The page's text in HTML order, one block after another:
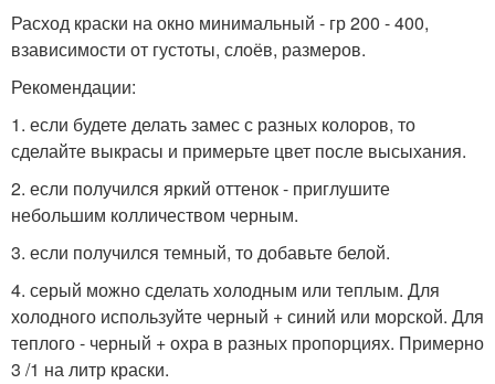
Расход краски на окно минимальный - гр 200 - 400,
взависимости от густоты, слоёв, размеров.
Рекомендации:
1. если будете делать замес с разных колоров, то
сделайте выкрасы и примерьте цвет после высыхания.
2. если получился яркий оттенок - приглушите
небольшим колличеством черным.
3. если получился темный, то добавьте белой.
4. серый можно сделать холодным или теплым. Для
холодного используйте черный + синий или морской. Для
теплого - черный + охра в разных пропорциях. Примерно
3 /1 на литр краски.